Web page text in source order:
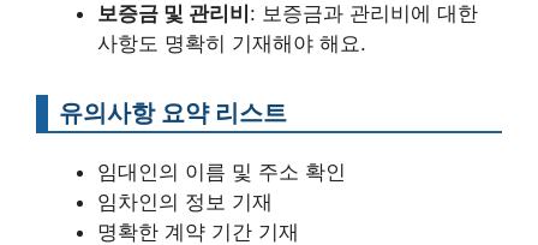
보증금 및 관리비 : 보증금과 관리비에 대한
사항도 명확히 기재해야 해요.
유의사항 요약 리스트
임대인의 이름 및 주소 확인
임차인의 정보 기재
명확한 계약 기간 기재